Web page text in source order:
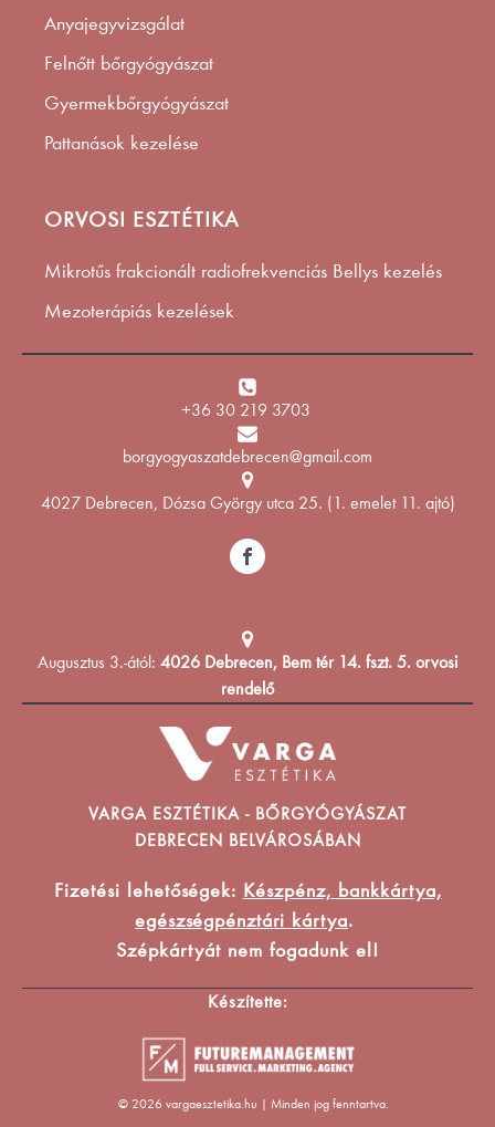
Anyajegyvizsgálat
Felnőtt bőrgyógyászat
Gyermekbőrgyógyászat
Pattanások kezelése
ORVOSI ESZTÉTIKA
Mikrotűs frakcionált radiofrekvenciás Bellys kezelés
Mezoterápiás kezelések
+36 30 219 3703
borgyogyaszatdebrecen@gmail.com
4027 Debrecen, Dózsa György utca 25. (1. emelet 11. ajtó)
Augusztus 3.-ától: 4026 Debrecen, Bem tér 14. fszt. 5. orvosi
rendelő
VARGA ESZTÉTIKA - BŐRGYÓGYÁSZAT
DEBRECEN BELVÁROSÁBAN
Fizetési lehetőségek: Készpénz, bankkártya,
egészségpénztári kártya.
Szépkártyát nem fogadunk el!
Készítette:
© 2026 vargaesztetika.hu | Minden jog fenntartva.